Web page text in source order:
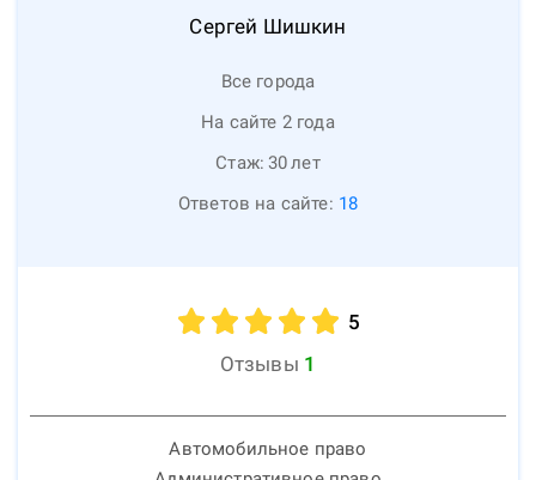
Сергей Шишкин
Все города
На сайте 2 года
Стаж: 30лет
Ответов на сайте: 18
5
Отзывы 1
Автомобильное право